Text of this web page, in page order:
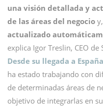
una visión detallada y
de las áreas del negocio
actualizado
explica Igor Treslin, CEO de
Desde su llegada a
ha estado trabajando con
de determinadas áreas de
objetivo de integrarlas en